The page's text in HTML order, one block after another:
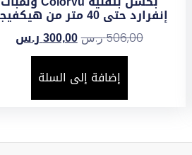
إنفرارد حتى 40 متر من هيكفيجن
506,00ر.س 300,00ر.س
إضافة إلى السلة